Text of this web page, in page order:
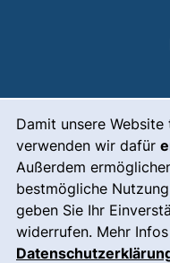
Damit unsere
verwenden wir dafür
Außerdem
bestmögliche
geben Sie Ihr
widerrufen. Mehr